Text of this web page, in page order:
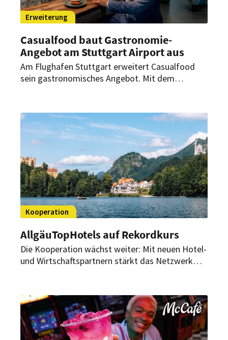
Erweiterung
Casualfood baut Gastronomie-
Angebot am Stuttgart Airport aus
Am Flughafen Stuttgart erweitert Casualfood
sein gastronomisches Angebot. Mit dem
in Betrieb.
Kooperation
AllgäuTopHotels auf Rekordkurs
Die Kooperation wächst weiter: Mit neuen Hotel-
und Wirtschaftspartnern stärkt das Netzwerk
Wirtschaftlichkeit, digitale Strategien und neue
Zielgruppen stärker in den Fokus.